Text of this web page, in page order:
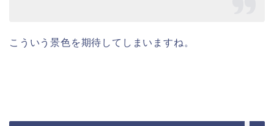
こういう景色を期待してしまいますね。